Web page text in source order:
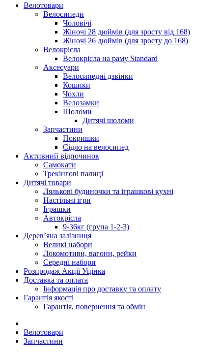
Велотовари
Велосипеди
Чоловічі
Жіночі 28 дюймів (для зросту від 168)
Жіночі 26 дюймів (для зросту до 168)
Велокрісла
Велокрісла на раму Standard
Аксесуари
Велосипедні дзвінки
Кошики
Чохли
Велозамки
Шоломи
Дитячі шоломи
Запчастини
Покришки
Сідло на велосипед
Активний відпочинок
Самокати
Трекінгові палиці
Дитячі товари
Лялькові будиночки та іграшкові кухні
Настільні ігри
Іграшки
Автокрісла
9-36кг (група 1-2-3)
Дерев’яна залізниця
Великі набори
Локомотиви, вагони, рейки
Середні набори
Розпродаж Акції Уцінка
Доставка та оплата
Інформація про доставку та оплату
Гарантія якості
Гарантія, повернення та обмін
Велотовари
Запчастини